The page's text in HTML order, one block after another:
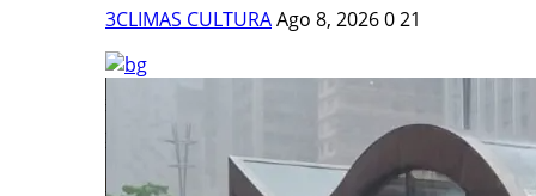
3CLIMAS CULTURAAgo 8, 2026021